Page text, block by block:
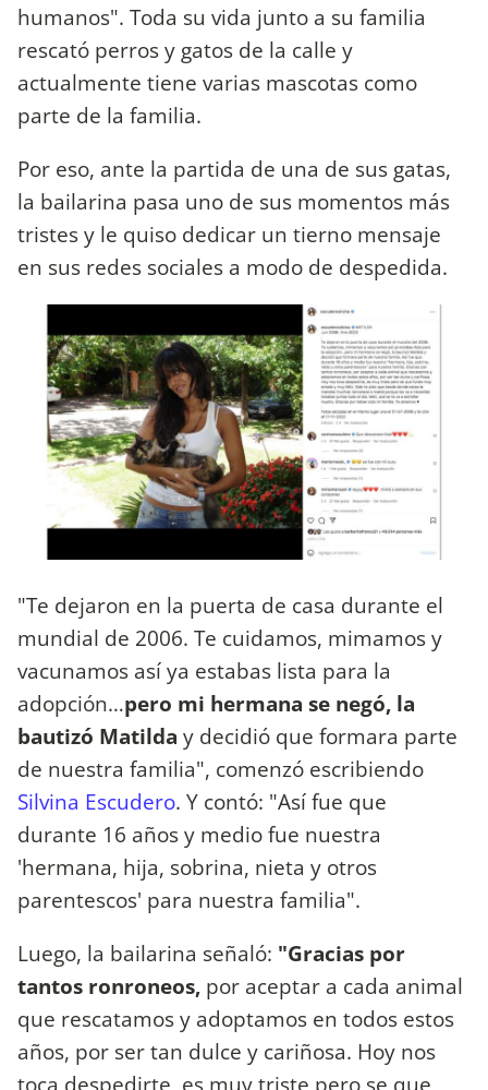
humanos". Toda su vida junto a su familia
rescató perros y gatos de la calle y
actualmente tiene varias mascotas como
parte de la familia.
Por eso, ante la partida de una de sus gatas,
la bailarina pasa uno de sus momentos más
tristes y le quiso dedicar un tierno mensaje
en sus redes sociales a modo de despedida.
"Te dejaron en la puerta de casa durante el
mundial de 2006. Te cuidamos, mimamos y
vacunamos así ya estabas lista para la
adopción…pero mi hermana se negó, la
bautizó Matilda y decidió que formara parte
de nuestra familia", comenzó escribiendo
Silvina Escudero. Y contó: "Así fue que
durante 16 años y medio fue nuestra
'hermana, hija, sobrina, nieta y otros
parentescos' para nuestra familia".
Luego, la bailarina señaló: "Gracias por
tantos ronroneos, por aceptar a cada animal
que rescatamos y adoptamos en todos estos
años, por ser tan dulce y cariñosa. Hoy nos